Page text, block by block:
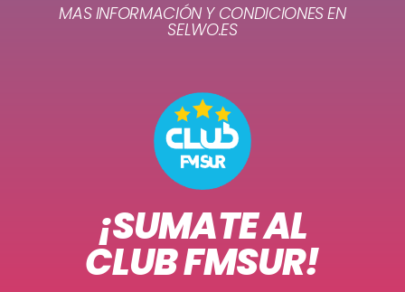
MAS INFORMACIÓN Y CONDICIONES EN
SELWO.ES
¡SUMATE AL
CLUB FMSUR!